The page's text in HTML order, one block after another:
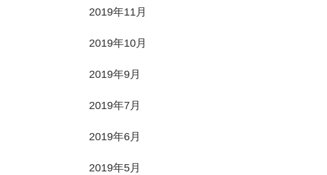
2019年11月
2019年10月
2019年9月
2019年7月
2019年6月
2019年5月